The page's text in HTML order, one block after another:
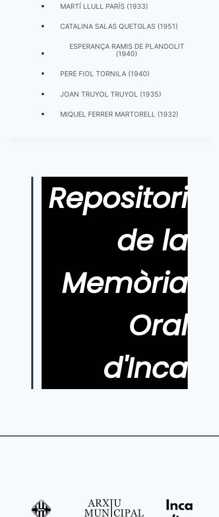
MARTÍ LLULL PARÍS (1933)
CATALINA SALAS QUETGLAS (1951)
ESPERANÇA RAMIS DE PLANDOLIT
(1940)
PERE FIOL TORNILA (1940)
JOAN TRUYOL TRUYOL (1935)
MIQUEL FERRER MARTORELL (1932)
Repositori
de la
Memòria
Oral
d'Inca